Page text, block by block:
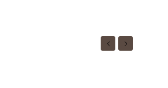
Previous
Next